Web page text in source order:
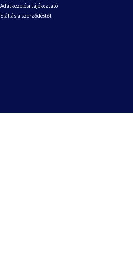
Adatkezelési tájékoztató
Elállás a szerződéstől